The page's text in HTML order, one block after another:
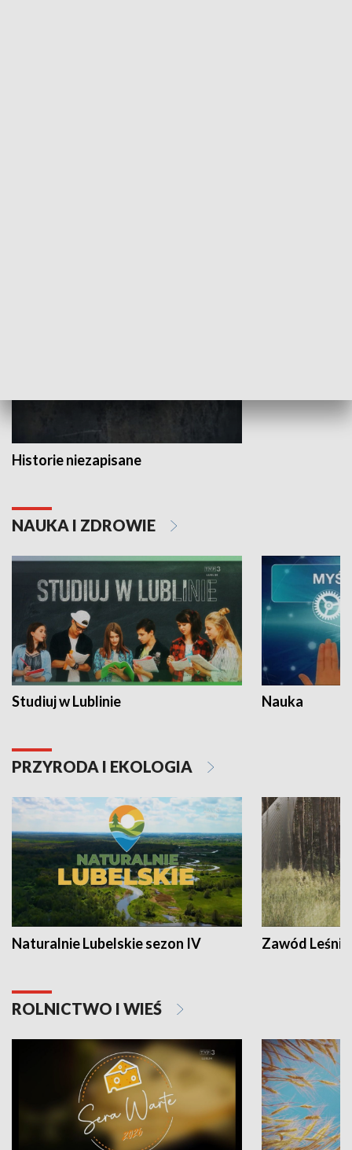
Historie niezapisane
NAUKA I ZDROWIE
Studiuj w Lublinie Nauka
PRZYRODA I EKOLOGIA
Naturalnie Lubelskie sezon IV Zawód Leśnik
ROLNICTWO I WIEŚ